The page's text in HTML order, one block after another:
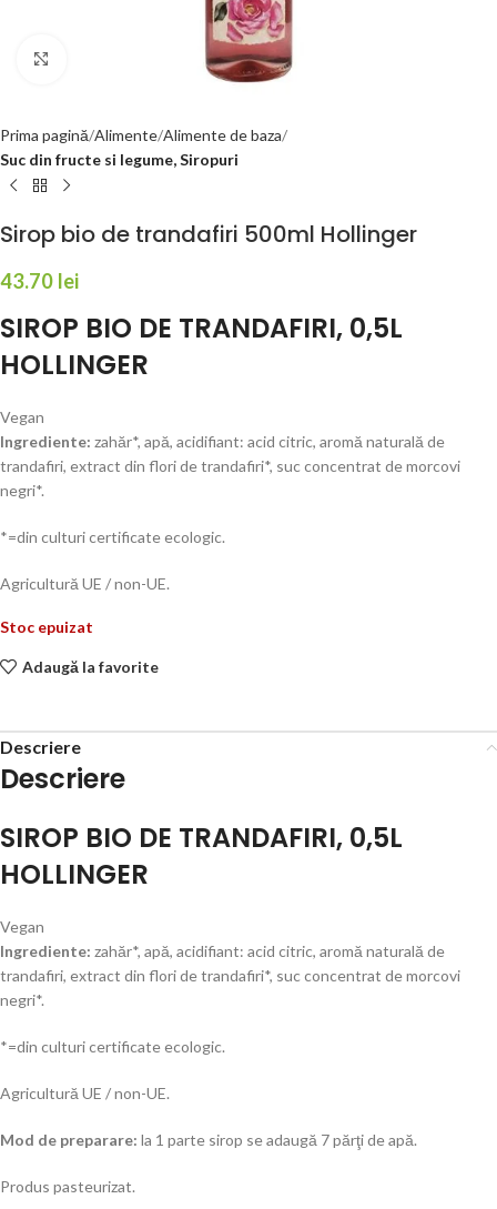
Faceți click pentru a mări
Prima pagină Alimente Alimente de baza
Suc din fructe si legume, Siropuri
Sirop bio de trandafiri 500ml Hollinger
43.70 lei
SIROP BIO DE TRANDAFIRI, 0,5L
HOLLINGER
Vegan
Ingrediente: zahăr*, apă, acidifiant: acid citric, aromă naturală de
trandafiri, extract din flori de trandafiri*, suc concentrat de morcovi
negri*.
*=din culturi certificate ecologic.
Agricultură UE / non-UE.
Stoc epuizat
Adaugă la favorite
Descriere
Descriere
SIROP BIO DE TRANDAFIRI, 0,5L
HOLLINGER
Vegan
Ingrediente: zahăr*, apă, acidifiant: acid citric, aromă naturală de
trandafiri, extract din flori de trandafiri*, suc concentrat de morcovi
negri*.
*=din culturi certificate ecologic.
Agricultură UE / non-UE.
Mod de preparare: la 1 parte sirop se adaugă 7 părţi de apă.
Produs pasteurizat.